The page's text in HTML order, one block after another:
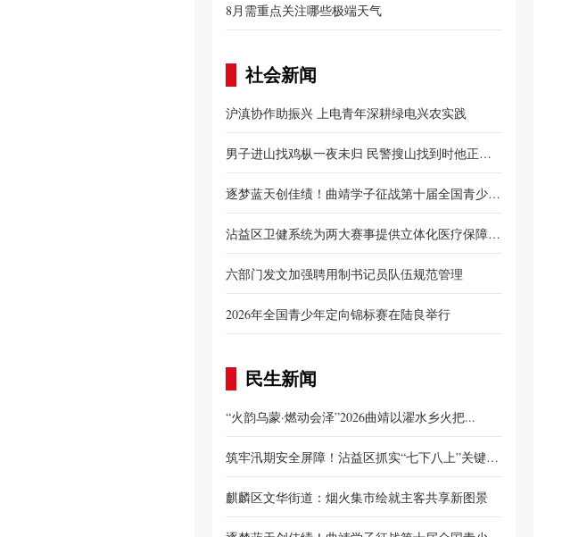
忽...
8月需重点关注哪些极端天气
社会新闻
沪滇协作助振兴 上电青年深耕绿电兴农实践
男子进山找鸡枞一夜未归 民警搜山找到时他正忙
着...
逐梦蓝天创佳绩！曲靖学子征战第十届全国青少年
无...
沾益区卫健系统为两大赛事提供立体化医疗保障服
务...
六部门发文加强聘用制书记员队伍规范管理
2026年全国青少年定向锦标赛在陆良举行
民生新闻
“火韵乌蒙·燃动会泽”2026曲靖以濯水乡火把...
筑牢汛期安全屏障！沾益区抓实“七下八上”关键
期...
麒麟区文华街道：烟火集市绘就主客共享新图景